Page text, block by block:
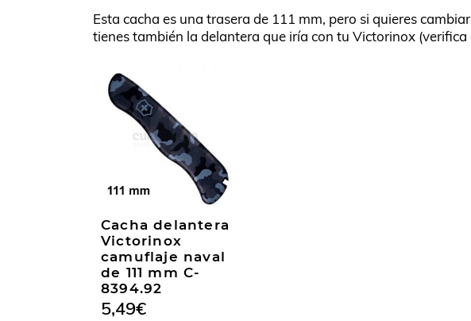
Esta cacha es una trasera de 111 mm, pero si quieres
tienes también la delantera que iría con tu Victorinox
Cacha delantera
Victorinox
camuflaje naval
de 111 mm C-
8394.92
5,49€